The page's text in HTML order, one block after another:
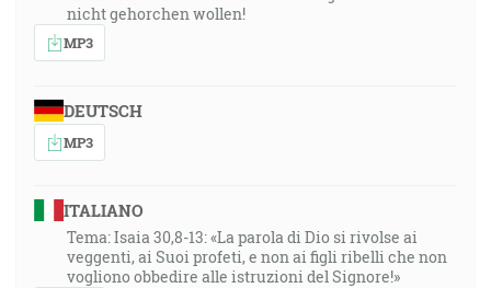
nicht gehorchen wollen!
MP3
DEUTSCH
MP3
ITALIANO
Tema: Isaia 30,8-13: «La parola di Dio si rivolse ai
veggenti, ai Suoi profeti, e non ai figli ribelli che non
vogliono obbedire alle istruzioni del Signore!»